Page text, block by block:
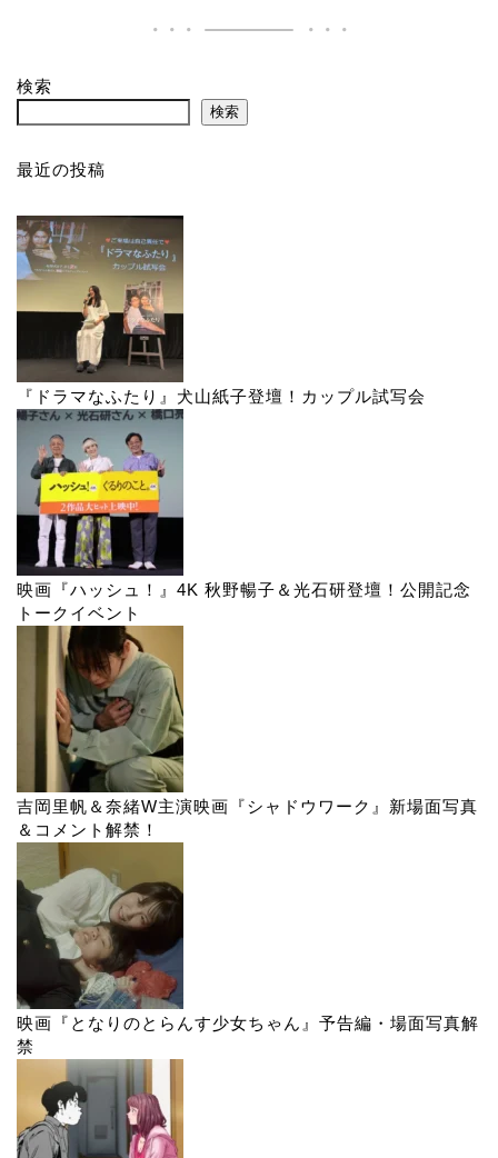
検索
検索
最近の投稿
『ドラマなふたり』犬山紙子登壇！カップル試写会
映画『ハッシュ！』4K 秋野暢子＆光石研登壇！公開記念
トークイベント
吉岡里帆＆奈緒W主演映画『シャドウワーク』新場面写真
＆コメント解禁！
映画『となりのとらんす少女ちゃん』予告編・場面写真解
禁